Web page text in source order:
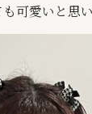
可愛いと思